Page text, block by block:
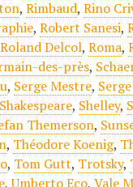
, Rimbaud, Rino
, Robert Sanesi,
Roland Delcol, Roma,
des-près,
, Serge Mestre,
Shakespeare, Shelley,
Themerson,
, Théodore Koenig,
, Tom Gutt, Trotsky,
,Umberto Eco, Vale